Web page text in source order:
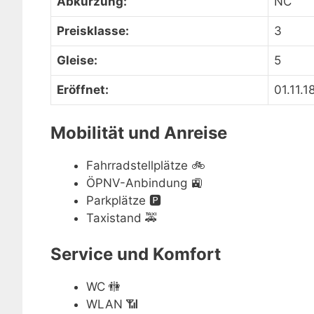
Preisklasse: 3
Gleise: 5
Eröffnet:
Mobilität und Anreise
Fahrradstellplätze 🚲
ÖPNV-Anbindung 🚉
Parkplätze 🅿️
Taxistand 🚕
Service und Komfort
WC 🚻
WLAN 📶